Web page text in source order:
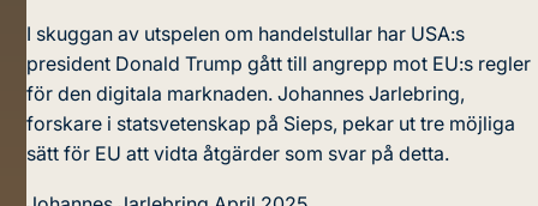
I skuggan av utspelen om handelstullar har USA:s
president Donald Trump gått till angrepp mot EU:s regler
för den digitala marknaden. Johannes Jarlebring,
forskare i statsvetenskap på Sieps, pekar ut tre möjliga
sätt för EU att vidta åtgärder som svar på detta.